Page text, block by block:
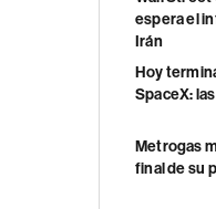
espera el
Irán
Hoy
SpaceX:
Metrogas
final de su